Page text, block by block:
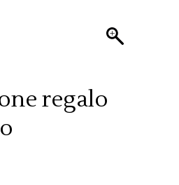
regalo